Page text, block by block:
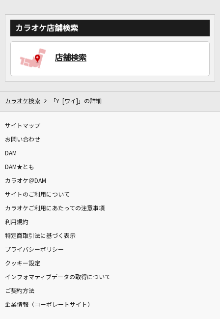
カラオケをもっと楽しもう！
カラオケ店舗検索
店舗検索
カラオケ検索 「Y [ワイ]」の詳細
サイトマップ
お問い合わせ
DAM
DAM★とも
カラオケ＠DAM
サイトのご利用について
カラオケご利用にあたっての注意事項
利用規約
特定商取引法に基づく表示
プライバシーポリシー
クッキー設定
インフォマティブデータの取得について
ご契約方法
企業情報（コーポレートサイト）